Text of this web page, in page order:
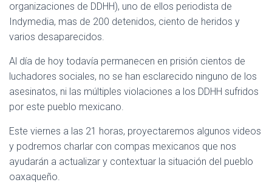
organizaciones de DDHH), uno de ellos periodista de
Indymedia, mas de 200 detenidos, ciento de heridos y
varios desaparecidos.
Al día de hoy todavía permanecen en prisión cientos de
luchadores sociales, no se han esclarecido ninguno de los
asesinatos, ni las múltiples violaciones a los DDHH sufridos
por este pueblo mexicano.
Este viernes a las 21 horas, proyectaremos algunos videos
y podremos charlar con compas mexicanos que nos
ayudarán a actualizar y contextuar la situación del pueblo
oaxaqueño.